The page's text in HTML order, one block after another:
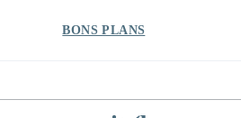
BONS PLANS